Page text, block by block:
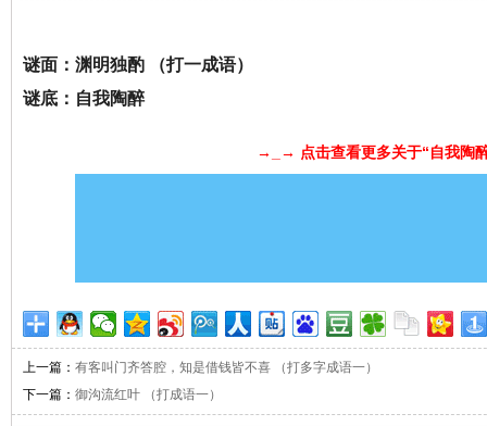
谜面：渊明独酌 （打一成语）
谜底：自我陶醉
→_→ 点击查看更多关于“自我陶
上一篇： 有客叫门齐答腔，知是借钱皆不喜 （打多字成语一）
下一篇： 御沟流红叶 （打成语一）